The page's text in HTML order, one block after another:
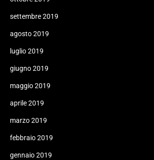
settembre 2019
agosto 2019
luglio 2019
giugno 2019
maggio 2019
aprile 2019
marzo 2019
febbraio 2019
gennaio 2019